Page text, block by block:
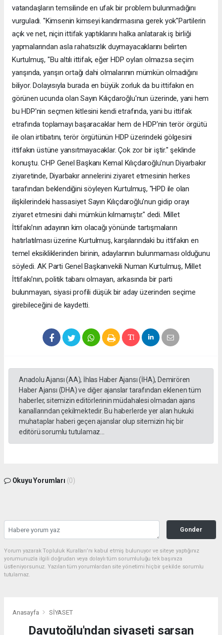
vatandaşların temsilinde en ufak bir problem bulunmadığını
vurguladı. "Kimsenin kimseyi kandırmasına gerek yok"Partilerin
açık ve net, niçin ittifak yaptıklarını halka anlatarak iş birliği
yapmalarından asla rahatsızlık duymayacaklarını belirten
Kurtulmuş, "Bu altılı ittifak, eğer HDP oyları olmazsa seçim
yarışında, yarışın ortağı dahi olmalarının mümkün olmadığını
biliyor. Dolayısıyla burada en büyük zorluk da bu ittifakın en
görünen ucunda olan Sayın Kılıçdaroğlu'nun üzerinde, yani hem
bu HDP'nin seçmen kitlesini kendi etrafında, yani bu ittifak
etrafında toplamayı başaracaklar hem de HDP'nin terör örgütü
ile olan irtibatını, terör örgütünün HDP üzerindeki gölgesini
ittifakın üstüne yansıtmayacaklar. Çok zor bir iştir." şeklinde
konuştu. CHP Genel Başkanı Kemal Kılıçdaroğlu'nun Diyarbakır
ziyaretinde, Diyarbakır annelerini ziyaret etmesinin herkes
tarafından beklendiğini söyleyen Kurtulmuş, "HPD ile olan
ilişkilerindeki hassasiyet Sayın Kılıçdaroğlu'nun gidip orayı
ziyaret etmesini dahi mümkün kılmamıştır." dedi. Millet
İttifakı'nın adayının kim olacağı yönünde tartışmaların
hatırlatılması üzerine Kurtulmuş, karşılarındaki bu ittifakın en
temel eksikliklerinden birinin, adaylarının bulunmaması olduğunu
söyledi. AK Parti Genel Başkanvekili Numan Kurtulmuş, Millet
İttifakı'nın, politik tabanı olmayan, arkasında bir parti
bulunmayan, siyasi profili düşük bir aday üzerinden seçime
girebileceğini de kaydetti.
Anadolu Ajansı (AA), İhlas Haber Ajansı (İHA), Demirören
Haber Ajansı (DHA) ve diğer ajanslar tarafından eklenen tüm
haberler, sitemizin editörlerinin müdahalesi olmadan ajans
kanallarından çekilmektedir. Bu haberlerde yer alan hukuki
muhataplar haberi geçen ajanslar olup sitemizin hiç bir
editörü sorumlu tutulamaz...
Okuyu Yorumları (0)
Gonder
Yorum yazarak Topluluk Kuralları’nı kabul etmiş bulunuyor ve siteye yaptığınız
yorumunuzla ilgili doğrudan veya dolaylı tüm sorumluluğu tek başınıza
üstleniyorsunuz. Yazılan tüm yorumlardan site yönetimi hiçbir şekilde sorumlu
tutulamaz.
Anasayfa SİYASET
Davutoğlu'ndan siyaseti sarsan